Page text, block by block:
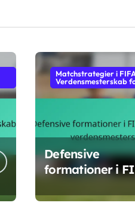
Matchstrategier i
Verdensmesterskab
Defensive
formationer i